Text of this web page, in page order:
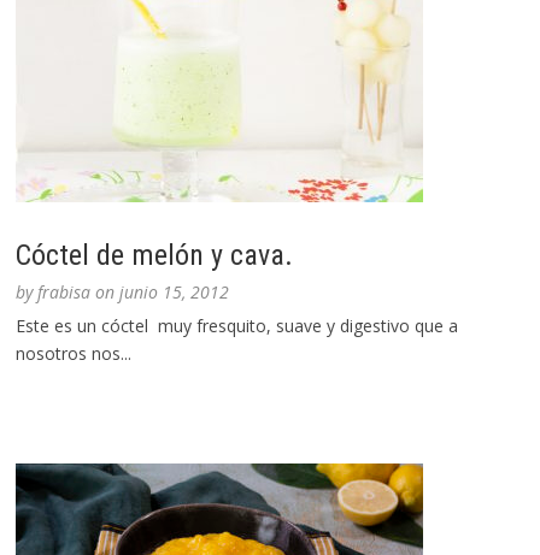
Cóctel de melón y cava.
byfrabisa onjunio 15, 2012
Este es un cóctel muy fresquito, suave y digestivo que a
nosotros nos...